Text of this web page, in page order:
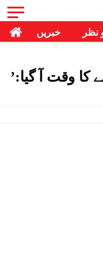
خبریں نظر
’ٹکڑے-ٹکڑے‘ گینگ کو سزا دینے کا وقت آ گیا: